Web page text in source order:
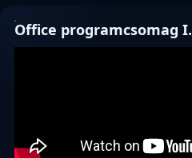
Office programcsomag I.